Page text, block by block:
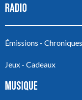
RADIO
Émissions - Chroniques
Jeux - Cadeaux
MUSIQUE